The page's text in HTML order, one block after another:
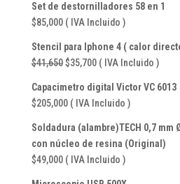
Set de destornilladores 58 en 1
$85,000 ( IVA Incluido )
Stencil para Iphone 4 ( calor
$41,650 El
original
era:
$41,650.
$35,700El
actual
es:
$35,700.
( IVA Incluido )
Capacimetro digital Victor VC 6013
$205,000 ( IVA Incluido )
Soldadura (alambre)TECH 0,7 mm
con núcleo de resina (Original)
$49,000 ( IVA Incluido )